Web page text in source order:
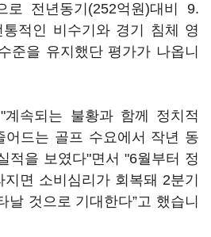
로 전년동기(252억원)대비 9.
적인 비수기와 경기 침체 영
준을 유지했단 평가가 나옵니
계속되는 불황과 함께 정치적
어드는 골프 수요에서 작년 동
적을 보였다"면서 "6월부터 정
면 소비심리가 회복돼 2분기
날 것으로 기대한다”고 했습니